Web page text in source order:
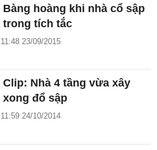
Bàng hoàng khi nhà cổ sập
trong tích tắc
11:48 23/09/2015
Clip: Nhà 4 tầng vừa xây
xong đổ sập
11:59 24/10/2014